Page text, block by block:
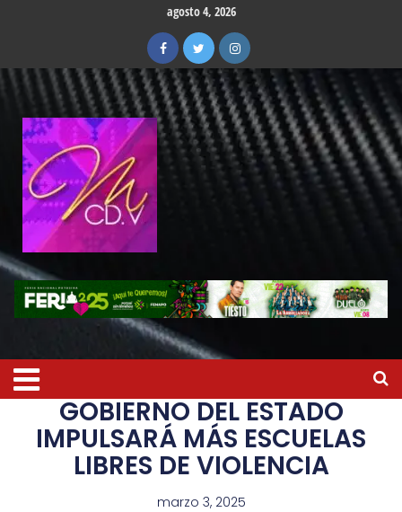
agosto 4, 2026
GOBIERNO DEL ESTADO
IMPULSARÁ MÁS ESCUELAS
LIBRES DE VIOLENCIA
marzo 3, 2025